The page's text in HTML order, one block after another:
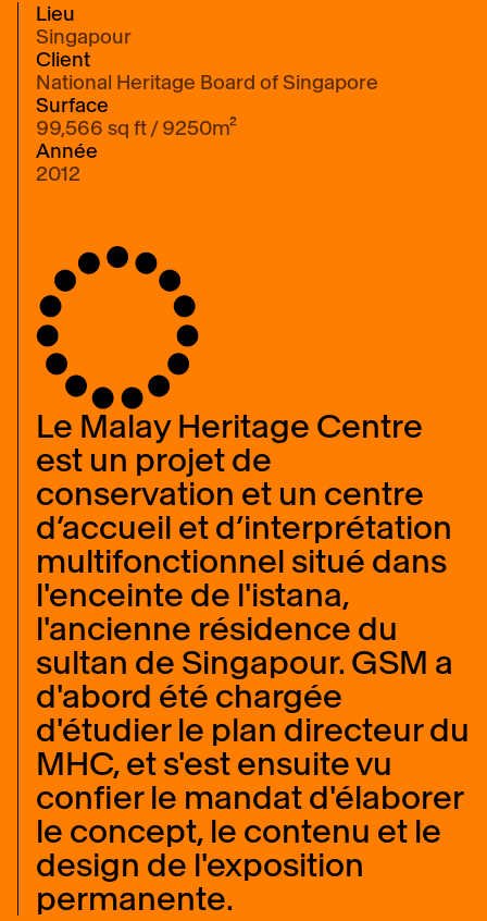
Lieu
Singapour
Client
National Heritage Board of Singapore
Surface
99,566 sq ft 9250m²
Année
2012
Le Malay Heritage Centre
est un projet de
conservation et un centre
d’accueil et d’interprétation
multifonctionnel situé dans
l'enceinte de l'istana,
l'ancienne résidence du
sultan de Singapour. GSM a
d'abord été chargée
d'étudier le plan directeur du
MHC, et s'est ensuite vu
confier le mandat d'élaborer
le concept, le contenu et le
design de l'exposition
permanente.